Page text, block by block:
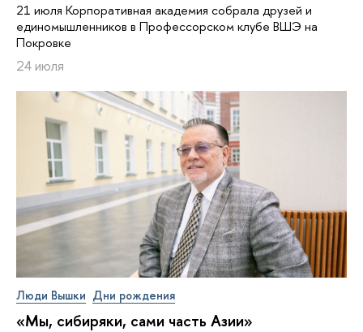
21 июля Корпоративная академия собрала друзей и
единомышленников в Профессорском клубе ВШЭ на
Покровке
24 июля
Люди Вышки Дни рождения
«Мы, сибиряки, сами часть Азии»